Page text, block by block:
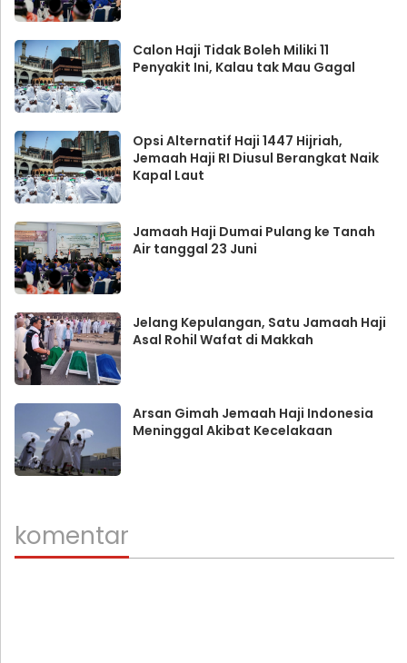
Calon Haji Tidak Boleh Miliki 11
Penyakit Ini, Kalau tak Mau Gagal
Opsi Alternatif Haji 1447 Hijriah,
Jemaah Haji RI Diusul Berangkat Naik
Kapal Laut
Jamaah Haji Dumai Pulang ke Tanah
Air tanggal 23 Juni
Jelang Kepulangan, Satu Jamaah Haji
Asal Rohil Wafat di Makkah
Arsan Gimah Jemaah Haji Indonesia
Meninggal Akibat Kecelakaan
komentar